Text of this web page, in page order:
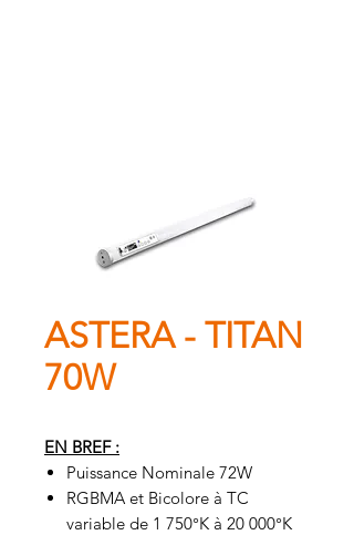
ASTERA - TITAN
70W
EN BREF :
Puissance Nominale 72W
RGBMA et Bicolore à TC
variable de 1 750°K à 20 000°K